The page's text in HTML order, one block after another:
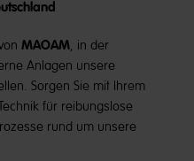
MAOAM , in der
Anlagen unsere
Sorgen Sie mit Ihrem
für reibungslose
rund um unsere